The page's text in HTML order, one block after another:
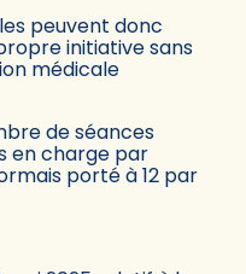
peuvent donc
initiative sans
médicale
de séances
en charge par
porté à 12 par